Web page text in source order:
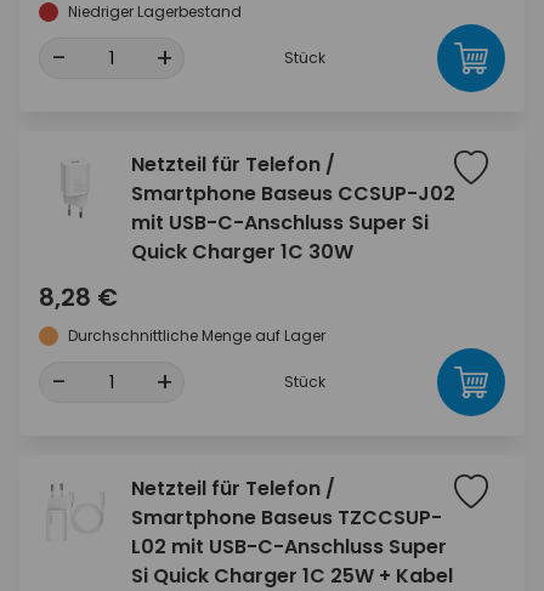
Niedriger Lagerbestand
- + Stück
Netzteil für Telefon /
Smartphone Baseus CCSUP-J02
mit USB-C-Anschluss Super Si
Quick Charger 1C 30W
8,28 €
Durchschnittliche Menge auf Lager
- + Stück
Netzteil für Telefon /
Smartphone Baseus TZCCSUP-
L02 mit USB-C-Anschluss Super
Si Quick Charger 1C 25W + Kabel